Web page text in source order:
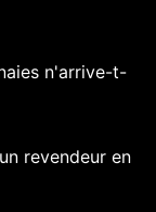
n'arrive-t-
revendeur en